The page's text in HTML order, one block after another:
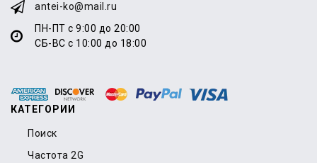
antei-ko@mail.ru
ПН-ПТ с 9:00 до 20:00
СБ-ВС с 10:00 до 18:00
КАТЕГОРИИ
Поиск
Частота 2G